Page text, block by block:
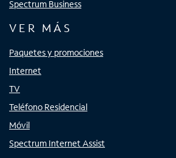
Spectrum Business
VER MÁS
Paquetes y promociones
Internet
TV
Teléfono Residencial
Móvil
Spectrum Internet Assist